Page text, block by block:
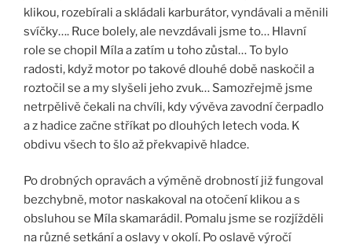
klikou, rozebírali a skládali karburátor, vyndávali a měnili
svíčky…. Ruce bolely, ale nevzdávali jsme to… Hlavní
role se chopil Míla a zatím u toho zůstal… To bylo
radosti, když motor po takové dlouhé době naskočil a
roztočil se a my slyšeli jeho zvuk… Samozřejmě jsme
netrpělivě čekali na chvíli, kdy vývěva zavodní čerpadlo
a z hadice začne stříkat po dlouhých letech voda. K
obdivu všech to šlo až překvapivě hladce.
Po drobných opravách a výměně drobností již fungoval
bezchybně, motor naskakoval na otočení klikou a s
obsluhou se Míla skamarádil. Pomalu jsme se rozjížděli
na různé setkání a oslavy v okolí. Po oslavě výročí